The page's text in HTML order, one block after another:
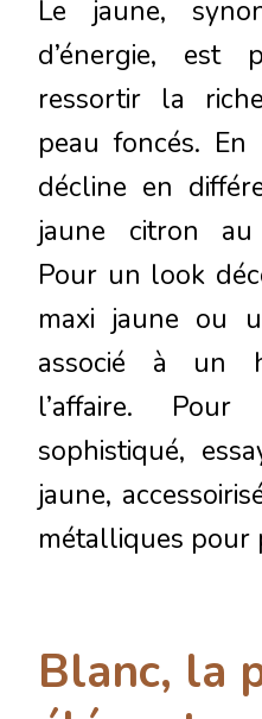
Le jaune,
d’énergie, est
ressortir la
peau foncés.
décline en
jaune citron
Pour un look
maxi jaune ou
associé à un
l’affaire.
sophistiqué,
jaune,
métalliques pour
Blanc, la